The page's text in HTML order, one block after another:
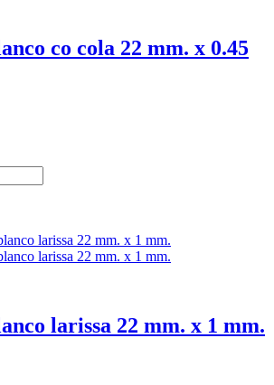
co cola 22 mm. x 0.45
larissa 22 mm. x 1 mm.